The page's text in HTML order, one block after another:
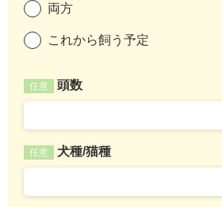
両方
これから飼う予定
任意 頭数
任意 犬種/猫種